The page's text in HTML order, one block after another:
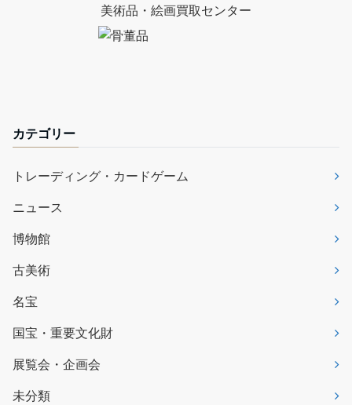
美術品・絵画買取センター
カテゴリー
トレーディング・カードゲーム
ニュース
博物館
古美術
名宝
国宝・重要文化財
展覧会・企画会
未分類